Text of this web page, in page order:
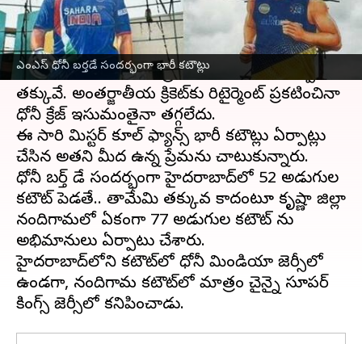
ఎంఎస్ ధోనీ బర్తడే సందర్భంగా భారీ కటౌట్లు
ఈ వార్తాకథనం ఏంటి
టీమిండియామాజీ కెప్టెన్ఎంఎస్ ధోనిపై అతని
అభిమానులు చూపించే ప్రేమ గురించి ఎంత చెప్పినా
తక్కువే. అంతర్జాతీయ క్రికెట్‌కు రిటైర్మెంట్ ప్రకటించినా
ధోనీ క్రేజ్ ఇసుమంతైనా తగ్గలేదు.
ఈ సారి మిస్టర్ కూల్ ఫ్యాన్స్ భారీ కటౌట్లు ఏర్పాట్లు
చేసిన అతని మీద ఉన్న ప్రేమను చాటుకున్నారు.
ధోనీ బర్త్ డే సందర్భంగా హైదరాబాద్‌లో 52 అడుగుల
కటౌట్ పెడతే.. తామేమి తక్కువ కాదంటూ కృష్ణా జిల్లా
నందిగామలో ఏకంగా 77 అడుగుల కటౌట్ ను
అభిమానులు ఏర్పాటు చేశారు.
హైదరాబాద్‌లోని కటౌట్‌లో ధోనీ టీమిండియా జెర్సీలో
ఉండగా, నందిగామ కటౌట్‌లో మాత్రం చైన్నై సూపర్